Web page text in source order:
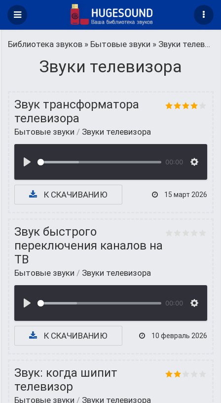
Библиотека звуков » Бытовые звуки » Звуки телевизора
Звуки телевизора
Звук трансформатора
телевизора
Бытовые звуки / Звуки телевизора
00:00
К СКАЧИВАНИЮ 15 март 2026
Звук быстрого
переключения каналов на
ТВ
Бытовые звуки / Звуки телевизора
00:00
К СКАЧИВАНИЮ 10 февраль 2026
Звук: когда шипит
телевизор
Бытовые звуки / Звуки телевизора